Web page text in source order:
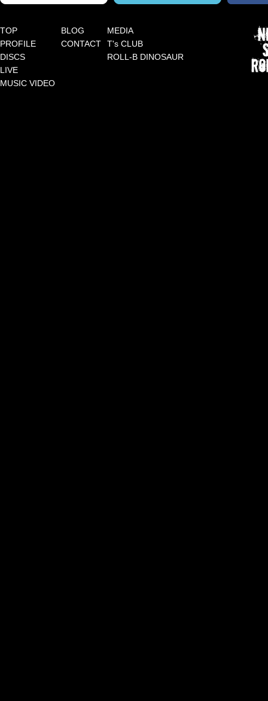
TOP
PROFILE
DISCS
LIVE
MUSIC VIDEO
BLOG
CONTACT
MEDIA
T's CLUB
ROLL-B DINOSAUR